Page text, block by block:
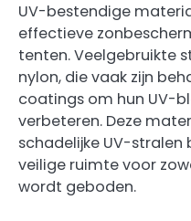
UV-bestendige
effectieve
tenten. Veelgebruikte
nylon, die vaak zijn
coatings om hun UV-
verbeteren. Deze
schadelijke UV-stralen
veilige ruimte voor
wordt geboden.